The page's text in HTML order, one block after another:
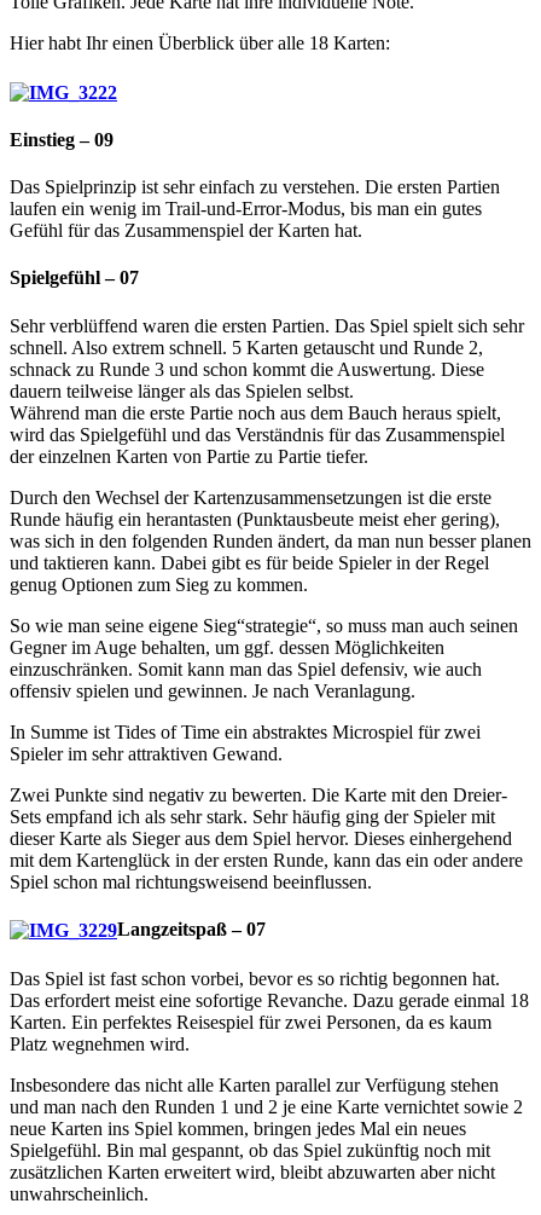
Hier habt Ihr einen Überblick über alle 18 Karten:
Einstieg – 09
Das Spielprinzip ist sehr einfach zu verstehen. Die ersten Partien
laufen ein wenig im Trail-und-Error-Modus, bis man ein gutes
Gefühl für das Zusammenspiel der Karten hat.
Spielgefühl – 07
Sehr verblüffend waren die ersten Partien. Das Spiel spielt sich sehr
schnell. Also extrem schnell. 5 Karten getauscht und Runde 2,
schnack zu Runde 3 und schon kommt die Auswertung. Diese
dauern teilweise länger als das Spielen selbst.
Während man die erste Partie noch aus dem Bauch heraus spielt,
wird das Spielgefühl und das Verständnis für das Zusammenspiel
der einzelnen Karten von Partie zu Partie tiefer.
Durch den Wechsel der Kartenzusammensetzungen ist die erste
Runde häufig ein herantasten (Punktausbeute meist eher gering),
was sich in den folgenden Runden ändert, da man nun besser planen
und taktieren kann. Dabei gibt es für beide Spieler in der Regel
genug Optionen zum Sieg zu kommen.
So wie man seine eigene Sieg“strategie“, so muss man auch seinen
Gegner im Auge behalten, um ggf. dessen Möglichkeiten
einzuschränken. Somit kann man das Spiel defensiv, wie auch
offensiv spielen und gewinnen. Je nach Veranlagung.
In Summe ist Tides of Time ein abstraktes Microspiel für zwei
Spieler im sehr attraktiven Gewand.
Zwei Punkte sind negativ zu bewerten. Die Karte mit den Dreier-
Sets empfand ich als sehr stark. Sehr häufig ging der Spieler mit
dieser Karte als Sieger aus dem Spiel hervor. Dieses einhergehend
mit dem Kartenglück in der ersten Runde, kann das ein oder andere
Spiel schon mal richtungsweisend beeinflussen.
Langzeitspaß – 07
Das Spiel ist fast schon vorbei, bevor es so richtig begonnen hat.
Das erfordert meist eine sofortige Revanche. Dazu gerade einmal 18
Karten. Ein perfektes Reisespiel für zwei Personen, da es kaum
Platz wegnehmen wird.
Insbesondere das nicht alle Karten parallel zur Verfügung stehen
und man nach den Runden 1 und 2 je eine Karte vernichtet sowie 2
neue Karten ins Spiel kommen, bringen jedes Mal ein neues
Spielgefühl. Bin mal gespannt, ob das Spiel zukünftig noch mit
zusätzlichen Karten erweitert wird, bleibt abzuwarten aber nicht
unwahrscheinlich.